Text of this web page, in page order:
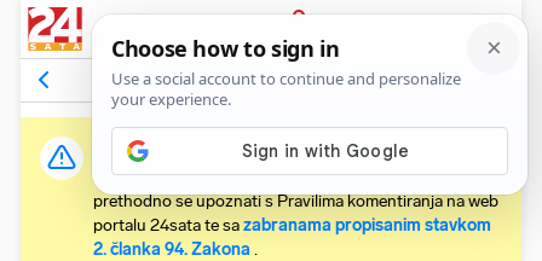
PRIJAVA
Komentari59 Relevantni
Važna obavijest:
Svaki korisnik koji želi komentirati članke obvezan je
prethodno se upoznati s Pravilima komentiranja na web
portalu 24sata te sazabranama propisanim stavkom
2. članka 94. Zakona .